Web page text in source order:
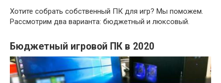
Хотите собрать собственный ПК для игр? Мы поможем.
Рассмотрим два варианта: бюджетный и люксовый.
Бюджетный игровой ПК в 2020